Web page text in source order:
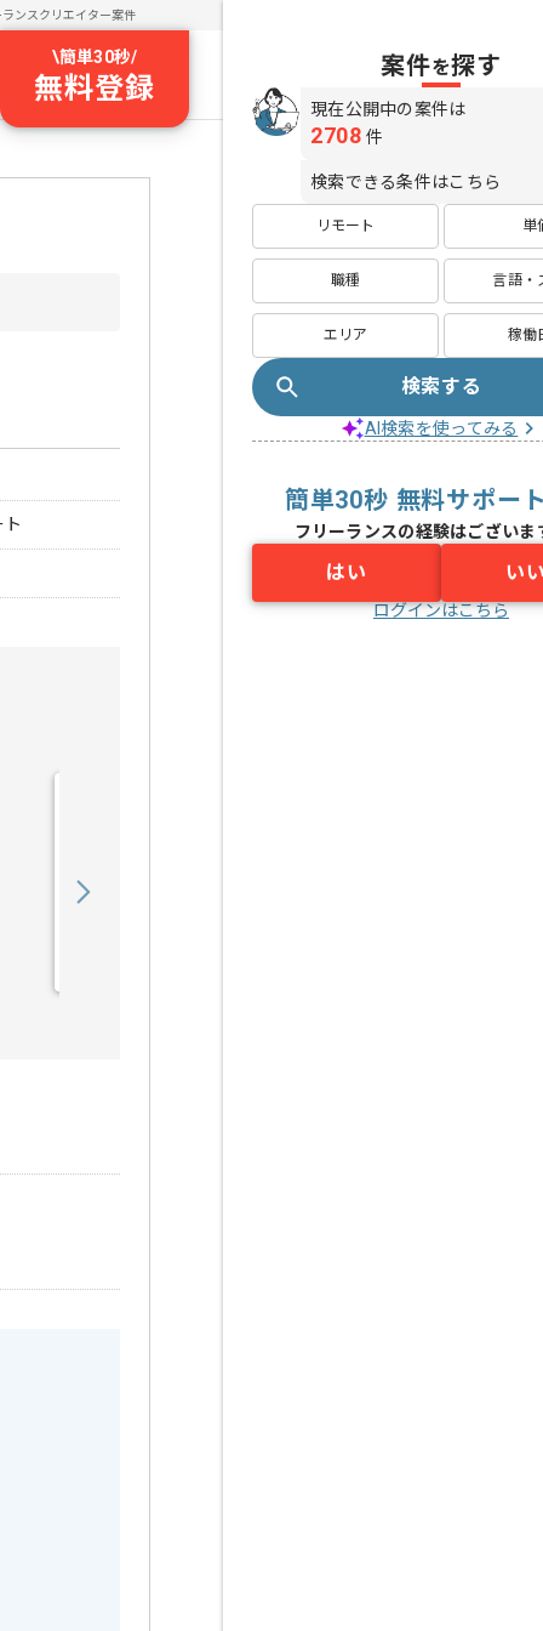
ランスクリエイター案件
\簡単30秒/
無料登録
案件を探す
現在公開中の案件は
2708 件
検索できる条件はこちら
リモート 単
職種 言語・
エリア 稼働
検索する
AI検索を使ってみる
簡単30秒 無料サポー
フリーランスの経験はございま
はい い
ログインはこちら